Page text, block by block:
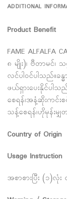
ADDITIONAL
Product Benefit
FAME
၈ မျိုး)၊ ဗီတာမင်
လင်ပါဝင်ပါသည်
ဖယ်ရှားပေးနိုင်ပါ
စေရန်၊အနံ့ဆိုးကင်း
သန့်စေရန်၊ဟိုမုန်း
Country of Origin
Usage Instruction
အစာစားပြီး (၁)